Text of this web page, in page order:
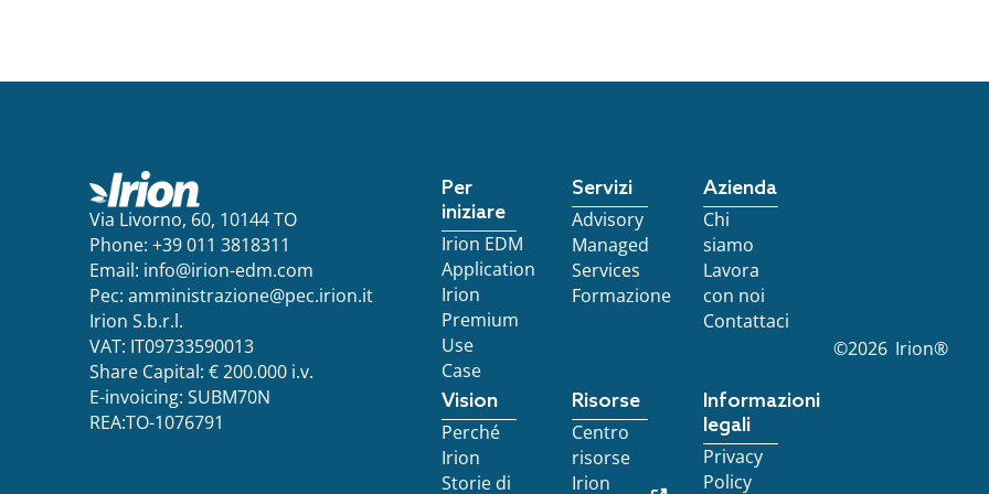
Via Livorno, 60, 10144 TO
Phone: +39 011 3818311
Email: info@irion-edm.com
Pec: amministrazione@pec.irion.it
Irion S.b.r.l.
VAT: IT09733590013
Share Capital: € 200.000 i.v.
E-invoicing: SUBM70N
REA:TO-1076791
Per
iniziare
Irion EDM
Application
Irion
Premium
Use
Case
Servizi
Advisory
Managed
Services
Formazione
Azienda
Chi
siamo
Lavora
con noi
Contattaci
Vision
Perché
Irion
Storie di
Risorse
Centro
risorse
Irion
Informazioni
legali
Privacy
Policy
©2026 Irion®